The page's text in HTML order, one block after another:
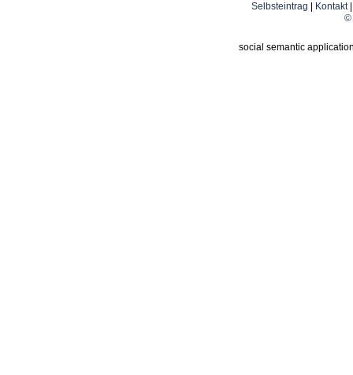
Selbsteintrag Kontakt
©
social semantic